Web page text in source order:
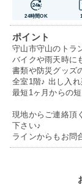
24時間OK
ポイント
守山市守山のトラ
バイクや雨天時に
書類や防災グッズ
全室1階♪ 出し入れ
最短1ヶ月からの
現地からご連絡頂
下さい♪
ラインからもお問